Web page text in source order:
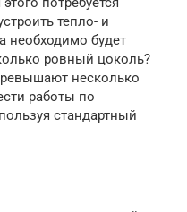
тепло- и
необходимо будет
ровный цоколь?
несколько
работы по
стандартный